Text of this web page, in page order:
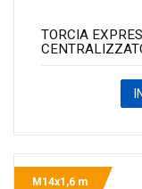
TORCIA
M14x1,6 m